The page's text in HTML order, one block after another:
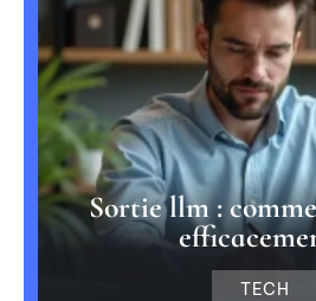
Sortie llm :
TECH